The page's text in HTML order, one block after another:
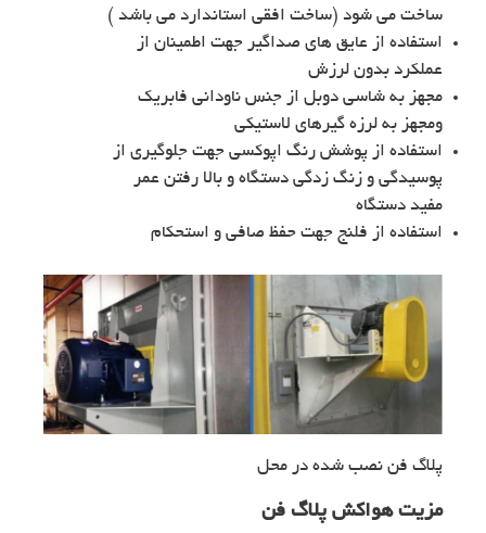
ساخت می شود (ساخت افقی استاندارد می باشد )
استفاده از عایق های صداگیر جهت اطمینان از
عملکرد بدون لرزش
مجهز به شاسی دوبل از جنس ناودانی فابریک
ومجهز به لرزه گیرهای لاستیکی
استفاده از پوشش رنگ اپوکسی جهت جلوگیری از
پوسیدگی و زنگ زدگی دستگاه و بالا رفتن عمر
مفید دستگاه
استفاده از فلنج جهت حفظ صافی و استحکام
پلاگ فن نصب شده در محل
مزیت هواکش پلاگ فن